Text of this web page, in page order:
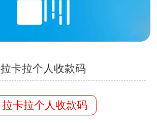
拉卡拉个人收款码
拉卡拉个人收款码